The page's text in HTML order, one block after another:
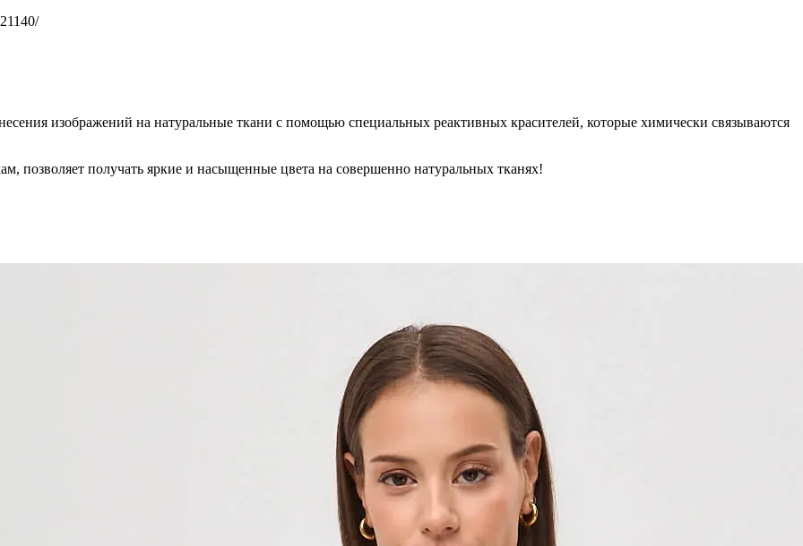
изображений на натуральные ткани с помощью специальных реактивных красителей, которые химически связываются
позволяет получать яркие и насыщенные цвета на совершенно натуральных тканях!